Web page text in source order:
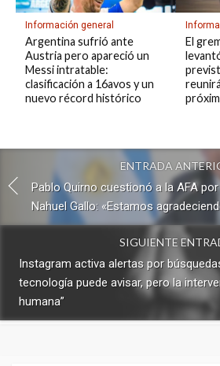
Información general
Argentina sufrió ante
Austria pero apareció un
Messi intratable:
clasificación a 16avos y un
nuevo récord histórico
El
ENTRADA
Pablo Quirno cuestionó a la AFA
Nahuel Gallo: «Estamos
SIGUIENTE
Instagram activa alertas por
tecnología puede avisar, pero la
humana”